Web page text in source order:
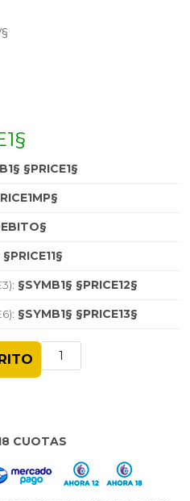
§PRICE1§
§SYMB1§ §PRICE12§
§SYMB1§ §PRICE13§
CUOTAS